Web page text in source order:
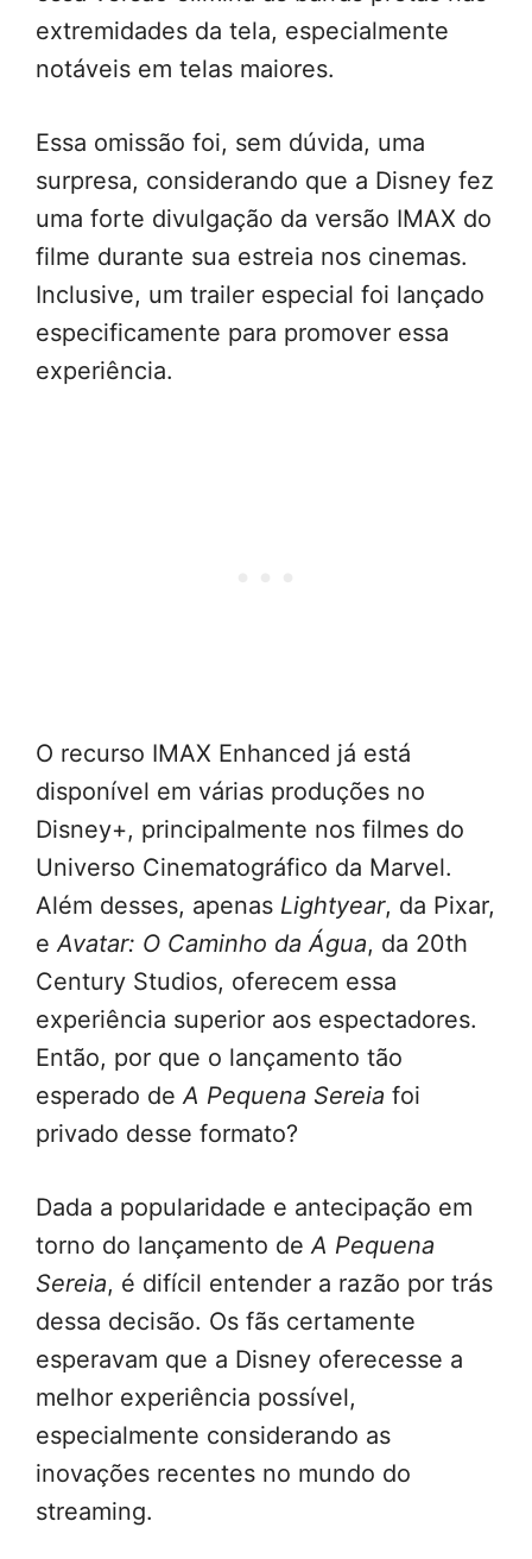
extremidades da tela, especialmente
notáveis em telas maiores.
Essa omissão foi, sem dúvida, uma
surpresa, considerando que a Disney fez
uma forte divulgação da versão IMAX do
filme durante sua estreia nos cinemas.
Inclusive, um trailer especial foi lançado
especificamente para promover essa
experiência.
O recurso IMAX Enhanced já está
disponível em várias produções no
Disney+, principalmente nos filmes do
Universo Cinematográfico da Marvel.
Além desses, apenas Lightyear, da Pixar,
eAvatar: O Caminho da Água, da 20th
Century Studios, oferecem essa
experiência superior aos espectadores.
Então, por que o lançamento tão
esperado deA Pequena Sereia foi
privado desse formato?
Dada a popularidade e antecipação em
torno do lançamento deA Pequena
Sereia, é difícil entender a razão por trás
dessa decisão. Os fãs certamente
esperavam que a Disney oferecesse a
melhor experiência possível,
especialmente considerando as
inovações recentes no mundo do
streaming.